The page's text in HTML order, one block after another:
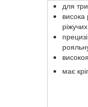
для
висока
має